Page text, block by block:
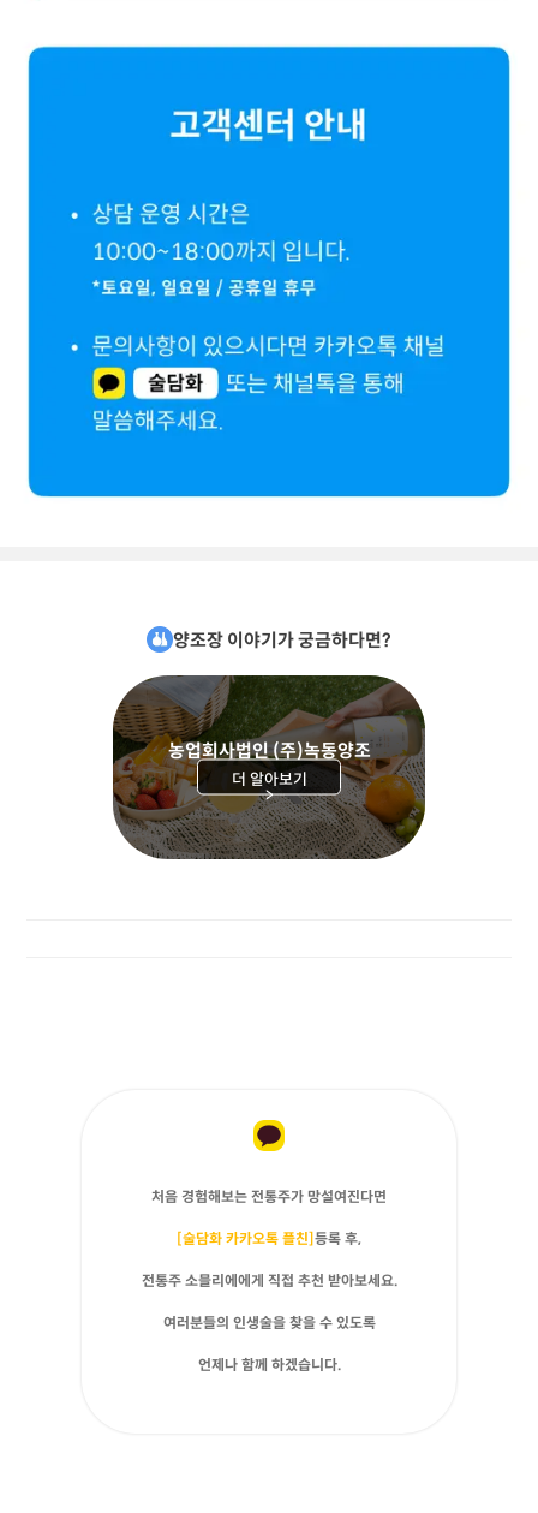
양조장 이야기가 궁금하다면?
농업회사법인 (주)녹동양조
더 알아보기
>
처음 경험해보는 전통주가 망설여진다면
[술담화 카카오톡 플친] 등록 후,
전통주 소믈리에에게 직접 추천 받아보세요.
여러분들의 인생술을 찾을 수 있도록
언제나 함께 하겠습니다.